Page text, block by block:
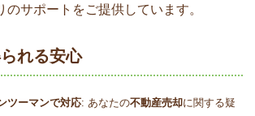
のサポートをご提供しています。
れる安心
ツーマンで対応: あなたの不動産売却に関する疑